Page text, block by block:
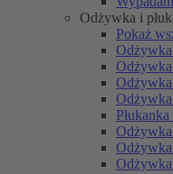
Odżywka i
Pokaż
Odżywka
Odżywka
Odżywka